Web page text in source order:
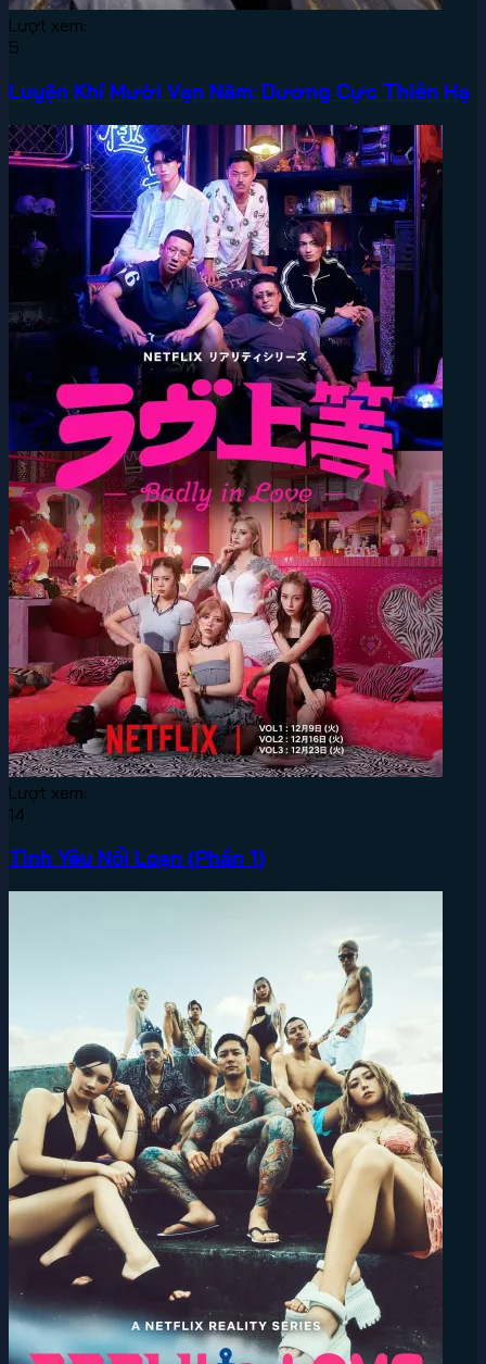
Lượt xem:
5
Luyện Khí Mười Vạn Năm: Dương Cực Thiên Hạ
Lượt xem:
14
Tình Yêu Nổi Loạn (Phần 1)